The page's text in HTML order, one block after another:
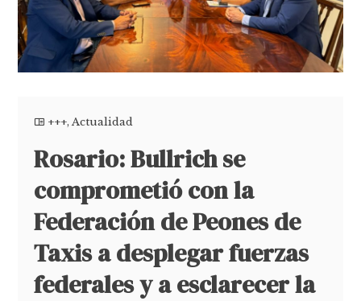
+++,Actualidad
Rosario: Bullrich se
comprometió con la
Federación de Peones de
Taxis a desplegar fuerzas
federales y a esclarecer la